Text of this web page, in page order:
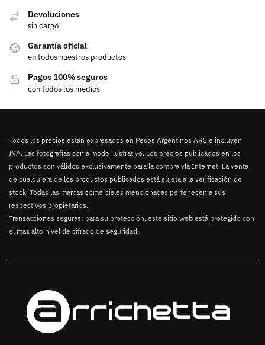
Devoluciones
sin cargo
Garantía oficial
en todos nuestros productos
Pagos 100% seguros
con todos los medios
Todos los precios están expresados en Pesos Argentinos AR$ e incluyen
IVA. Las fotografías son a modo ilustrativo. Los precios publicados en los
productos son válidos exclusivamente para la compra vía Internet. La venta
de cualquiera de los productos publicados está sujeta a la verificación de
stock. Todas las marcas comerciales mencionadas pertenecen a sus
respectivos propietarios.
Transacciones seguras: para su protección, este sitio web está protegido con
el mas alto nivel de cifrado de seguridad.